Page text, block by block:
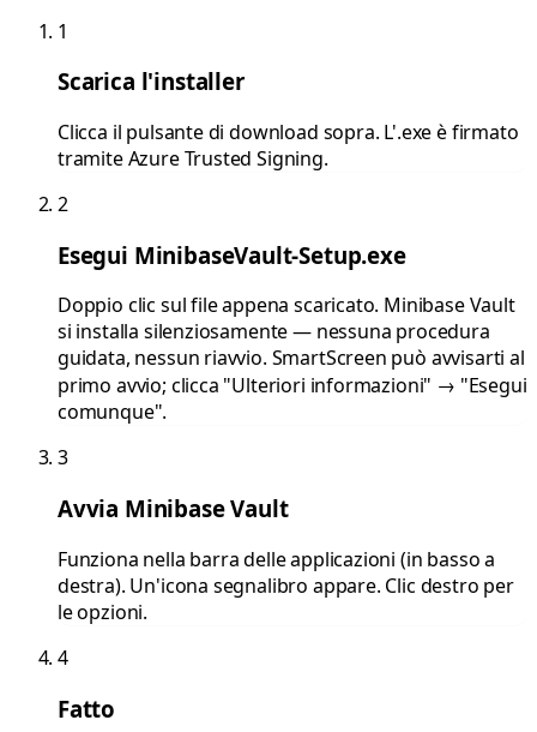
1
Scarica l'installer
Clicca il pulsante di download sopra. L'.exe è firmato
tramite Azure Trusted Signing.
2
Esegui MinibaseVault-Setup.exe
Doppio clic sul file appena scaricato. Minibase Vault
si installa silenziosamente — nessuna procedura
guidata, nessun riavvio. SmartScreen può avvisarti al
primo avvio; clicca "Ulteriori informazioni" → "Esegui
comunque".
3
Avvia Minibase Vault
Funziona nella barra delle applicazioni (in basso a
destra). Un'icona segnalibro appare. Clic destro per
le opzioni.
4
Fatto